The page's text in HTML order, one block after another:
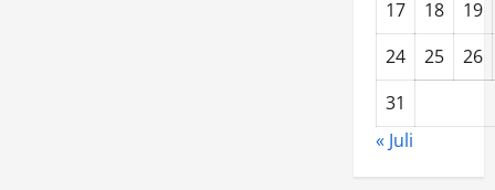
17
18
19
24
25
26
31
« Juli